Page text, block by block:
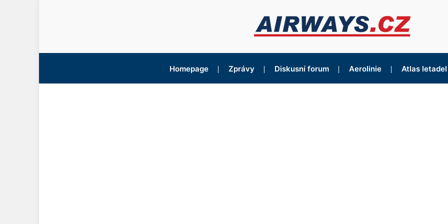
Homepage Zprávy Diskusní forum Aerolinie Atlas letadel